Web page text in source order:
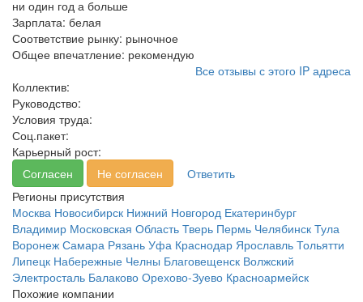
ни один год а больше
Зарплата: белая
Соответствие рынку: рыночное
Общее впечатление: рекомендую
Все отзывы с этого IP адреса
Коллектив:
Руководство:
Условия труда:
Соц.пакет:
Карьерный рост:
Согласен
Не согласен
Ответить
Регионы присутствия
Москва Новосибирск Нижний Новгород Екатеринбург
Владимир Московская Область Тверь Пермь Челябинск Тула
Воронеж Самара Рязань Уфа Краснодар Ярославль Тольятти
Липецк Набережные Челны Благовещенск Волжский
Электросталь Балаково Орехово-Зуево Красноармейск
Похожие компании